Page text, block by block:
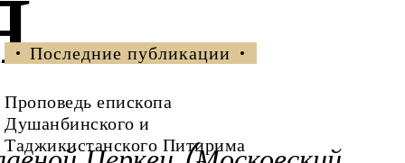
Последние публикации
Проповедь епископа
Душанбинского и
Таджикистанского Питирима